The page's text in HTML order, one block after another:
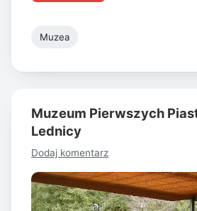
Muzea
Muzeum Pierwszych
Lednicy
Dodaj komentarz